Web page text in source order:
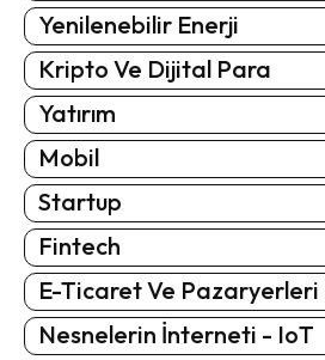
Yenilenebilir Enerji
Kripto Ve Dijital Para
Yatırım
Mobil
Startup
Fintech
E-Ticaret Ve Pazaryerleri
Nesnelerin İnterneti - IoT